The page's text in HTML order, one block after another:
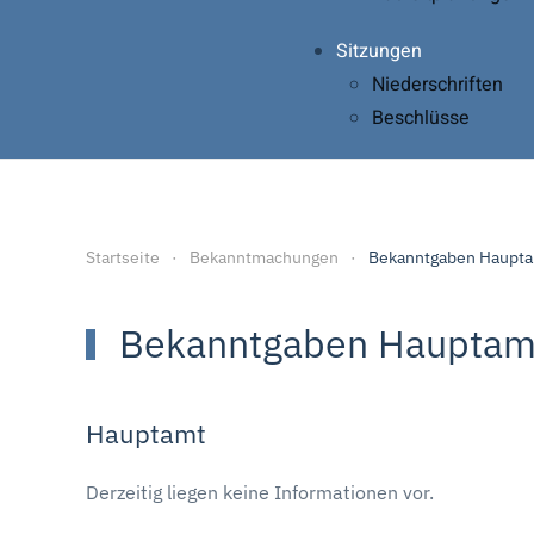
Sitzungen
Niederschriften
Beschlüsse
Startseite Bekanntmachungen Bekanntgaben
Bekanntgaben
Hauptamt
Derzeitig liegen keine Informationen vor.